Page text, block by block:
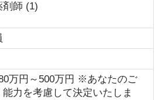
剤師 (1)
万円～500万円 ※あなたのご
能力を考慮して決定いたしま